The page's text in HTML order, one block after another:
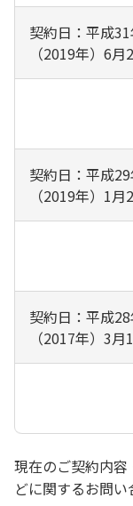
契約日：平成
（2019年）6月
契約日：平成
（2019年）1月
契約日：平成
（2017年）3月
現在のご契約内
どに関するお問い